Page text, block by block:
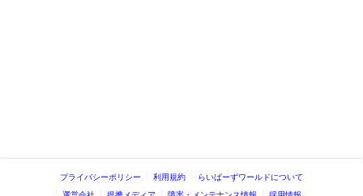
プライバシーポリシー 利用規約 らいばーずワールドについて